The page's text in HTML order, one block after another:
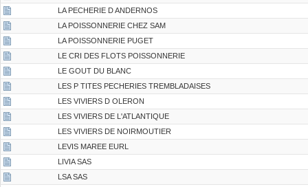
LA PECHERIE D ANDERNOS
LA POISSONNERIE CHEZ SAM
LA POISSONNERIE PUGET
LE CRI DES FLOTS POISSONNERIE
LE GOUT DU BLANC
LES P TITES PECHERIES TREMBLADAISES
LES VIVIERS D OLERON
LES VIVIERS DE L'ATLANTIQUE
LES VIVIERS DE NOIRMOUTIER
LEVIS MAREE EURL
LIVIA SAS
LSA SAS